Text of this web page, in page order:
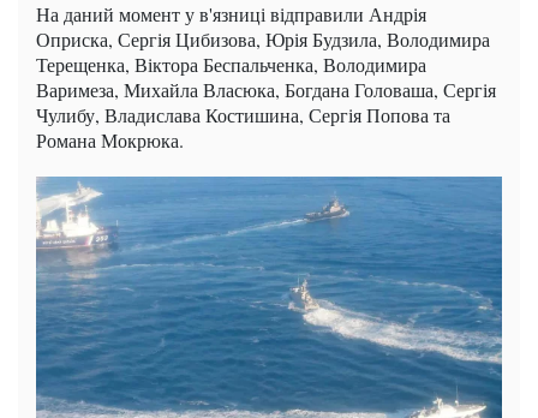
На даний момент у в'язниці відправили Андрія
Оприска, Сергія Цибизова, Юрія Будзила, Володимира
Терещенка, Віктора Беспальченка, Володимира
Варимеза, Михайла Власюка, Богдана Головаша, Сергія
Чулибу, Владислава Костишина, Сергія Попова та
Романа Мокрюка.